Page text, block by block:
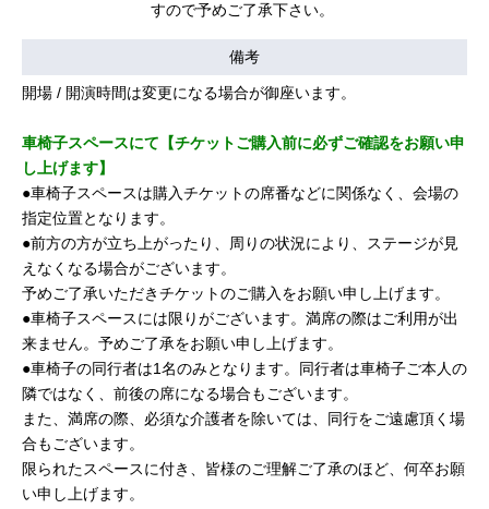
すので予めご了承下さい。
備考
開場 / 開演時間は変更になる場合が御座います。
車椅子スペースにて【チケットご購入前に必ずご確認をお願い申
し上げます】
●車椅子スペースは購入チケットの席番などに関係なく、会場の
指定位置となります。
●前方の方が立ち上がったり、周りの状況により、ステージが見
えなくなる場合がございます。
予めご了承いただきチケットのご購入をお願い申し上げます。
●車椅子スペースには限りがございます。満席の際はご利用が出
来ません。予めご了承をお願い申し上げます。
●車椅子の同行者は1名のみとなります。同行者は車椅子ご本人の
隣ではなく、前後の席になる場合もございます。
また、満席の際、必須な介護者を除いては、同行をご遠慮頂く場
合もございます。
限られたスペースに付き、皆様のご理解ご了承のほど、何卒お願
い申し上げます。